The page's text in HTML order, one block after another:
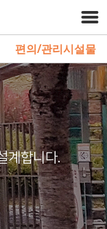
편의/관리시설물
계합니다.